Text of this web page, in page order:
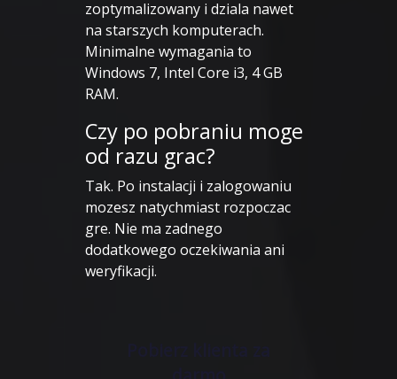
zoptymalizowany i dziala nawet
na starszych komputerach.
Minimalne wymagania to
Windows 7, Intel Core i3, 4 GB
RAM.
Czy po pobraniu moge
od razu grac?
Tak. Po instalacji i zalogowaniu
mozesz natychmiast rozpoczac
gre. Nie ma zadnego
dodatkowego oczekiwania ani
weryfikacji.